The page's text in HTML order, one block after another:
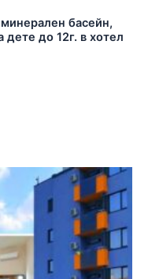
басейн,
до 12г. в хотел